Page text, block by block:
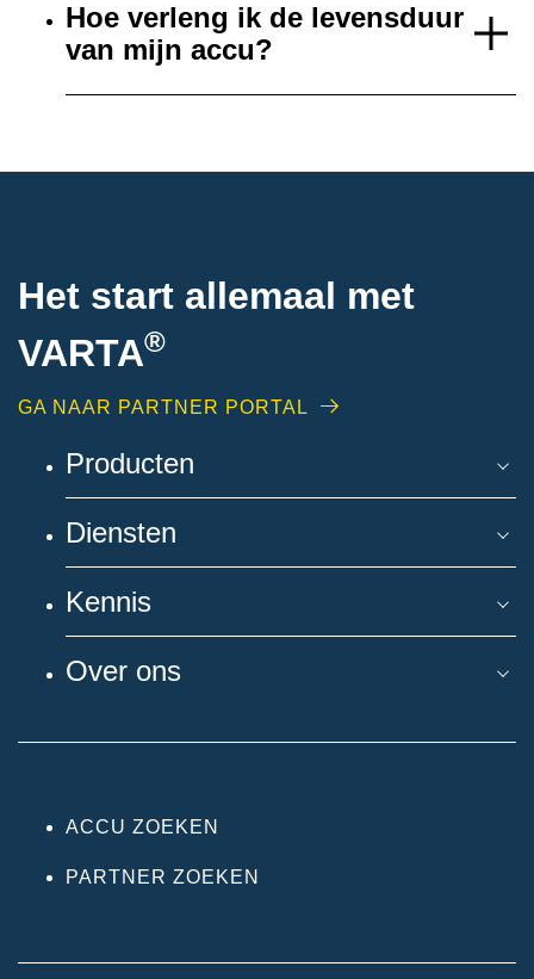
Hoe verleng ik de levensduur
van mijn accu?
Het start allemaal met
VARTA®
GA NAAR PARTNER PORTAL
Producten
Diensten
Kennis
Over ons
ACCU ZOEKEN
PARTNER ZOEKEN